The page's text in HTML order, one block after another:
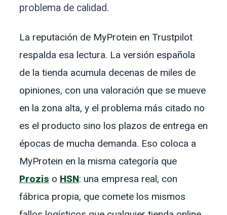
problema de calidad.
La reputación de MyProtein en Trustpilot
respalda esa lectura. La versión española
de la tienda acumula decenas de miles de
opiniones, con una valoración que se mueve
en la zona alta, y el problema más citado no
es el producto sino los plazos de entrega en
épocas de mucha demanda. Eso coloca a
MyProtein en la misma categoría que
Prozis o HSN: una empresa real, con
fábrica propia, que comete los mismos